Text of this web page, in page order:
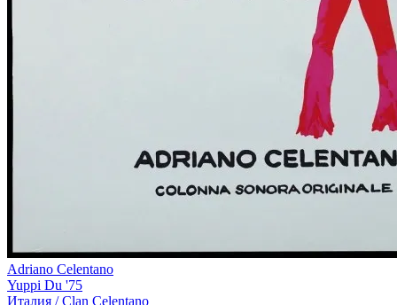
Adriano Celentano
Yuppi Du '75
Италия /Clan Celentano